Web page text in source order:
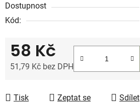
Dostupnost
Kód:
58 Kč
51,79 Kč bez DPH
Tisk Zeptat se Sdílet